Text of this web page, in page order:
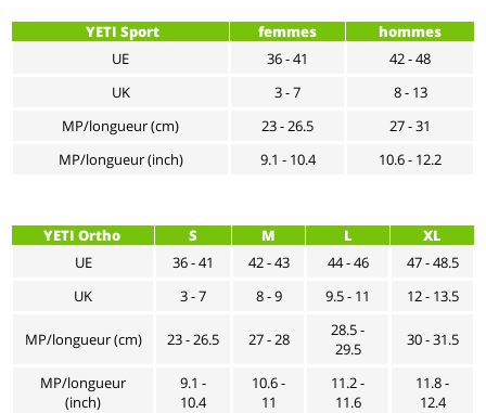
YETI Sport femmes
hommes
UE
36 - 41
42 - 48
UK
3 - 7
8 - 13
MP/longueur (cm)
23 - 26.5
27 - 31
MP/longueur (inch)
9.1 - 10.4 10.6 - 12.2
YETI Ortho S M L
XL
UE
36 - 41 42 - 43 44 - 46
47 - 48.5
UK
3 - 7 8 - 9 9.5 - 11 12 - 13.5
MP/longueur (cm) 23 - 26.5 27 - 28
28.5 -
29.5
30 - 31.5
MP/longueur
(inch)
9.1 -
10.4
10.6 -
11
11.2 -
11.6
11.8 -
12.4